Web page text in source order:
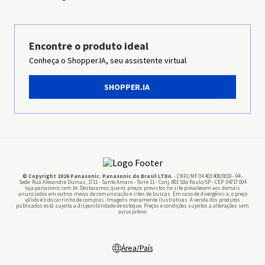
Grupo Panasonic
Imprensa
Panasonic Business
Pilhas
Encontre o produto ideal
Conheça o Shopper.IA, seu assistente virtual
SHOPPER.IA
© Copyright 2026 Panasonic. Panasonic do Brasil LTDA. - CNPJ/MF 04.403.408/0019 - 94 -
Sede: Rua Alexandre Dumas, 1711 - Santo Amaro - Torre 11 - Conj. 801 São Paulo/SP - CEP: 04717 004
loja.panasonic.com.br. Destacamos que os preços previstos no site prevalecem aos demais
anunciados em outros meios de comunicação e sites de buscas. Em caso de divergênci a, o preço
válido é o do carrinho de compras. Imagens meramente ilustrativas. A venda dos produtos
publicados está sujeita a disponibilidade de estoque. Preços e condições sujeitos a alterações sem
aviso prévio.
Área/País